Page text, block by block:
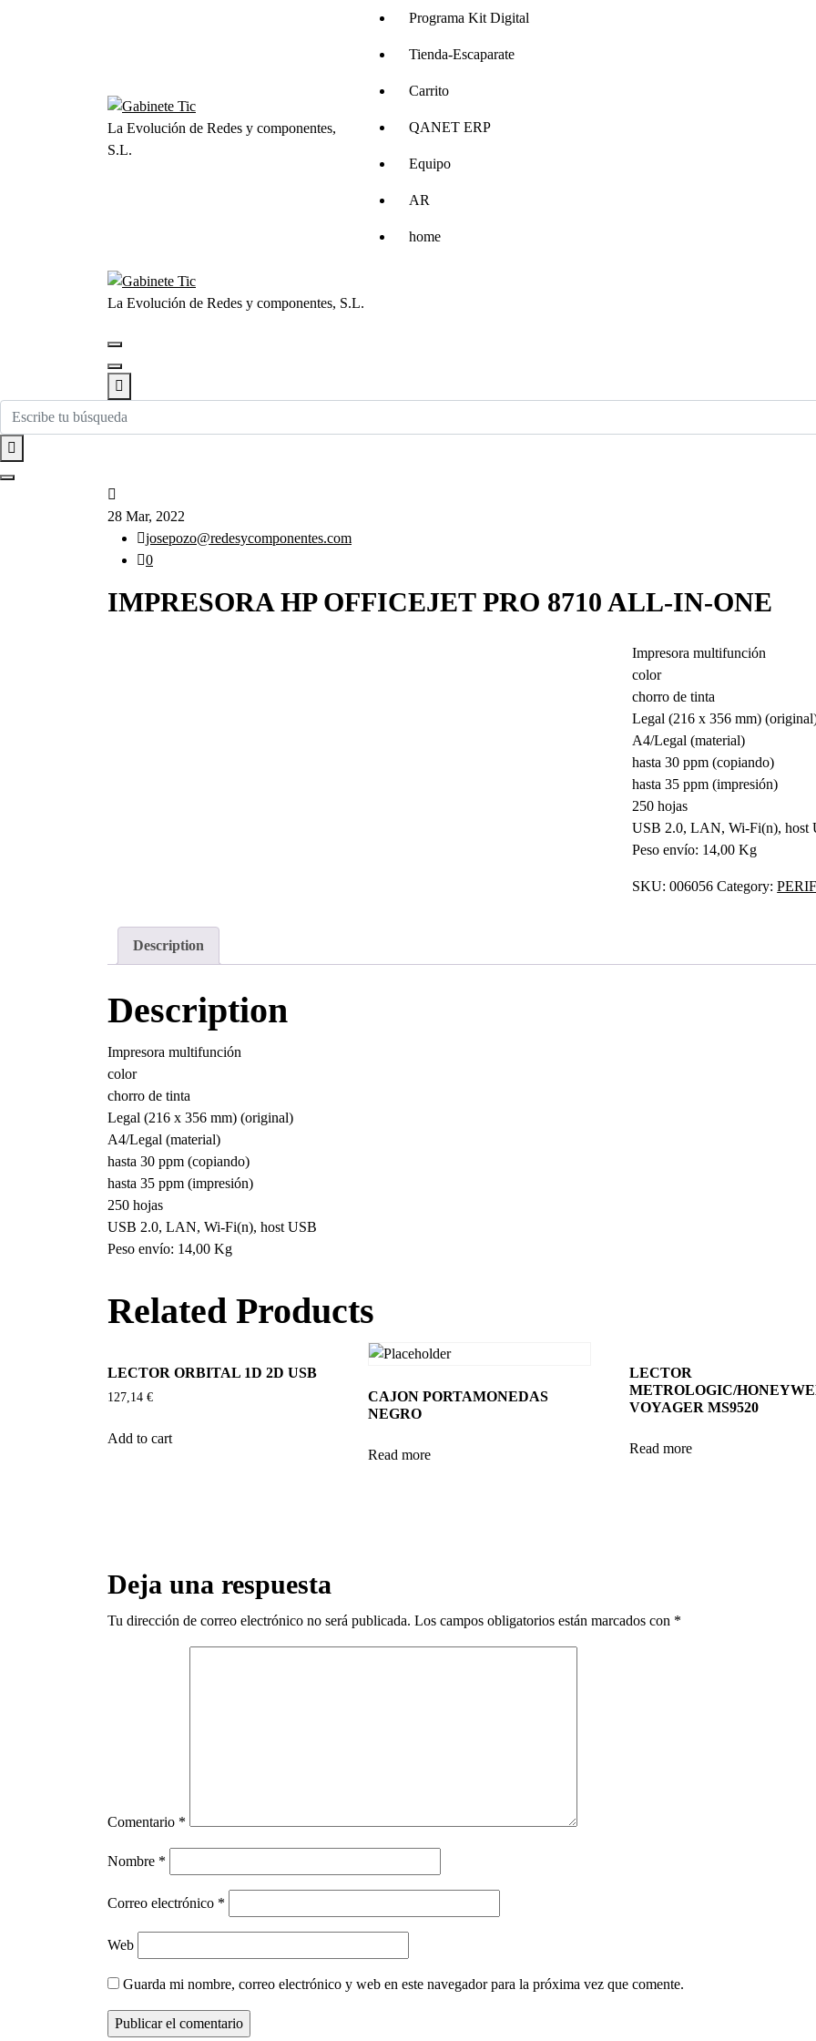
La Evolución de Redes y componentes,
S.L.
Programa Kit Digital
Tienda-Escaparate
Carrito
QANET ERP
Equipo
AR
home
La Evolución de Redes y componentes, S.L.
28 Mar, 2022
josepozo@redesycomponentes.com
0
IMPRESORA HP OFFICEJET PRO 8710 ALL-IN-ONE
Impresora multifunción
color
chorro de tinta
Legal (216 x 356 mm)
A4/Legal (material)
hasta 30 ppm (copiando)
hasta 35 ppm (impresión)
250 hojas
USB 2.0, LAN, Wi-Fi(n), host
Peso envío: 14,00 Kg
SKU:006056 Category:
Description
Description
Impresora multifunción
color
chorro de tinta
Legal (216 x 356 mm) (original)
A4/Legal (material)
hasta 30 ppm (copiando)
hasta 35 ppm (impresión)
250 hojas
USB 2.0, LAN, Wi-Fi(n), host USB
Peso envío: 14,00 Kg
Related Products
LECTOR ORBITAL 1D 2D USB
127,14 €
Add to cart
CAJON PORTAMONEDAS
NEGRO
Read more
LECTOR
METROLOGIC/
VOYAGER MS9520
Read more
Deja una respuesta
Tu dirección de correo electrónico no será publicada. Los campos obligatorios están marcados con *
Comentario *
Nombre *
Correo electrónico *
Web
Guarda mi nombre, correo electrónico y web en este navegador para la próxima vez que comente.